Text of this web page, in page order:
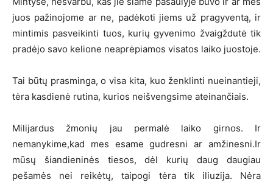
juos pažinojome ar ne, padėkoti jiems už pragyventą, ir
mintimis pasveikinti tuos, kurių gyvenimo žvaigždutė tik
pradėjo savo kelione neaprėpiamos visatos laiko juostoje.
Tai būtų prasminga, o visa kita, kuo ženklinti nueinantieji,
tėra kasdienė rutina, kurios neišvengsime ateinančiais.
Milijardus žmonių jau permalė laiko girnos. Ir
nemanykime,kad mes esame gudresni ar amžinesni.Ir
mūsų šiandieninės tiesos, dėl kurių daug daugiau
pešamės nei reikėtų, taipogi tėra tik iliuzija. Nėra